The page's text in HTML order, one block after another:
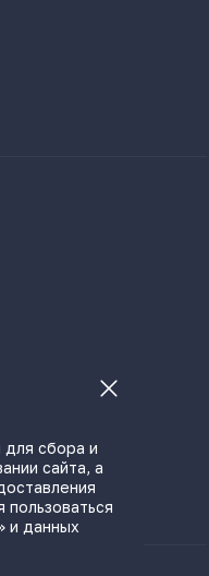
сбора и
сайта, а
и данных